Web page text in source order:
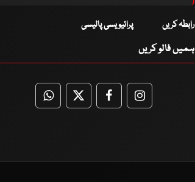
رابطہ کریں پرائیویسی پالیسی
ہمیں فالو کریں
WhatsApp
TwitterFacebookFacebook